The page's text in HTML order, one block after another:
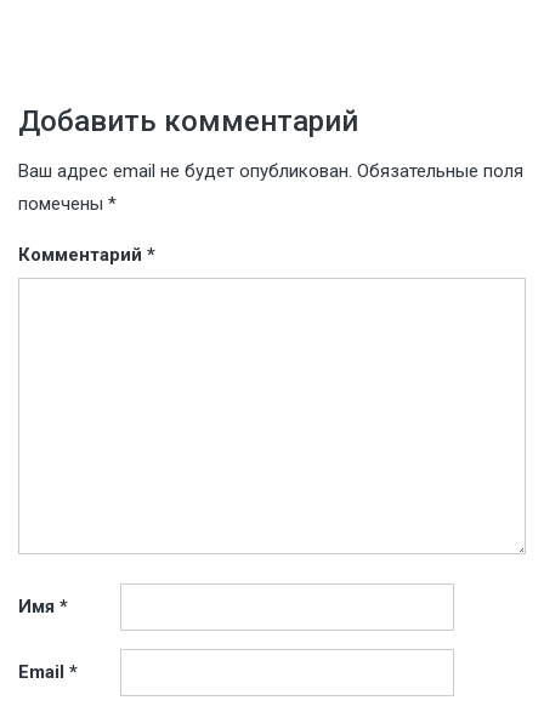
Добавить комментарий
Ваш адрес email не будет опубликован. Обязательные поля
помечены *
Комментарий *
Имя *
Email *